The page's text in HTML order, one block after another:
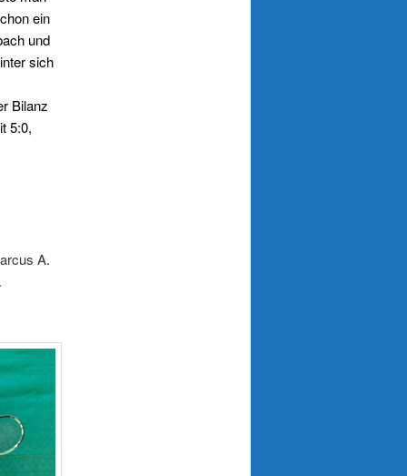
ein
und
sich
Bilanz
5:0,
A.